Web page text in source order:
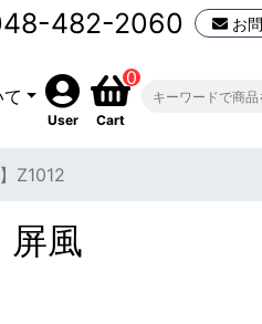
482-2060 お
User
0
Cart
Z1012
屏風